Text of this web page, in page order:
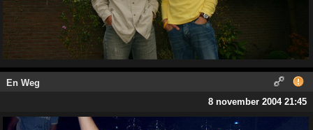
En Weg
8 november 2004 21:45